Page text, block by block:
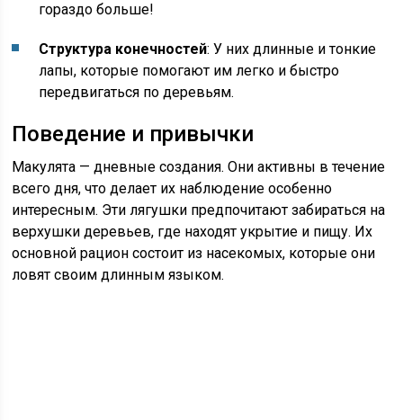
гораздо больше!
Структура конечностей: У них длинные и тонкие
лапы, которые помогают им легко и быстро
передвигаться по деревьям.
Поведение и привычки
Макулята — дневные создания. Они активны в течение
всего дня, что делает их наблюдение особенно
интересным. Эти лягушки предпочитают забираться на
верхушки деревьев, где находят укрытие и пищу. Их
основной рацион состоит из насекомых, которые они
ловят своим длинным языком.